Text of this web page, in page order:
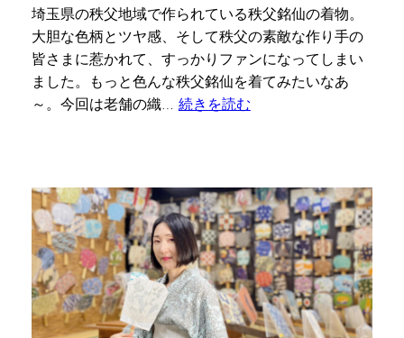
埼玉県の秩父地域で作られている秩父銘仙の着物。
大胆な色柄とツヤ感、そして秩父の素敵な作り手の
皆さまに惹かれて、すっかりファンになってしまい
ました。もっと色んな秩父銘仙を着てみたいなあ
～。今回は老舗の織… 続きを読む